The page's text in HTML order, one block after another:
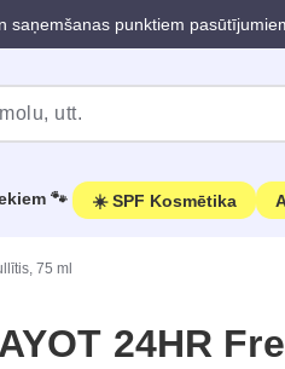
saņemšanas punktiem
🐾 ☀️ SPF Kosmētika
75 ml
24HR